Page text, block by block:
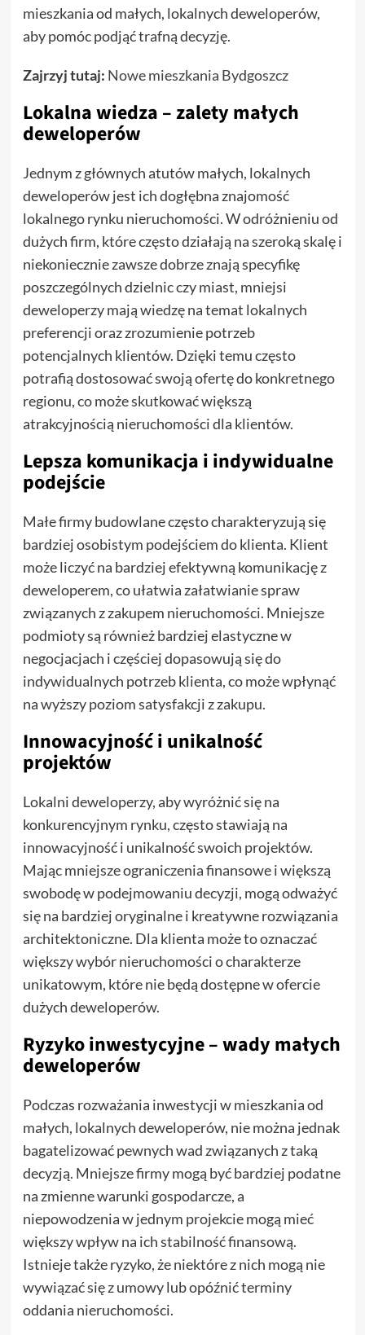
mieszkania od małych, lokalnych deweloperów,
aby pomóc podjąć trafną decyzję.
Zajrzyj tutaj: Nowe mieszkania Bydgoszcz
Lokalna wiedza – zalety małych
deweloperów
Jednym z głównych atutów małych, lokalnych
deweloperów jest ich dogłębna znajomość
lokalnego rynku nieruchomości. W odróżnieniu od
dużych firm, które często działają na szeroką skalę i
niekoniecznie zawsze dobrze znają specyfikę
poszczególnych dzielnic czy miast, mniejsi
deweloperzy mają wiedzę na temat lokalnych
preferencji oraz zrozumienie potrzeb
potencjalnych klientów. Dzięki temu często
potrafią dostosować swoją ofertę do konkretnego
regionu, co może skutkować większą
atrakcyjnością nieruchomości dla klientów.
Lepsza komunikacja i indywidualne
podejście
Małe firmy budowlane często charakteryzują się
bardziej osobistym podejściem do klienta. Klient
może liczyć na bardziej efektywną komunikację z
deweloperem, co ułatwia załatwianie spraw
związanych z zakupem nieruchomości. Mniejsze
podmioty są również bardziej elastyczne w
negocjacjach i częściej dopasowują się do
indywidualnych potrzeb klienta, co może wpłynąć
na wyższy poziom satysfakcji z zakupu.
Innowacyjność i unikalność
projektów
Lokalni deweloperzy, aby wyróżnić się na
konkurencyjnym rynku, często stawiają na
innowacyjność i unikalność swoich projektów.
Mając mniejsze ograniczenia finansowe i większą
swobodę w podejmowaniu decyzji, mogą odważyć
się na bardziej oryginalne i kreatywne rozwiązania
architektoniczne. Dla klienta może to oznaczać
większy wybór nieruchomości o charakterze
unikatowym, które nie będą dostępne w ofercie
dużych deweloperów.
Ryzyko inwestycyjne – wady małych
deweloperów
Podczas rozważania inwestycji w mieszkania od
małych, lokalnych deweloperów, nie można jednak
bagatelizować pewnych wad związanych z taką
decyzją. Mniejsze firmy mogą być bardziej podatne
na zmienne warunki gospodarcze, a
niepowodzenia w jednym projekcie mogą mieć
większy wpływ na ich stabilność finansową.
Istnieje także ryzyko, że niektóre z nich mogą nie
wywiązać się z umowy lub opóźnić terminy
oddania nieruchomości.